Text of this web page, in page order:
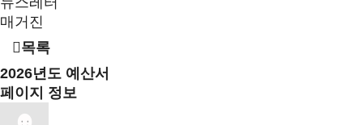
매거진
목록
2026년도 예산서
페이지 정보